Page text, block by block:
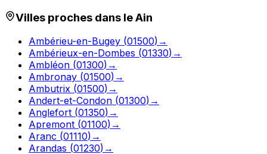
Villes proches dans leAin
Ambérieu-en-Bugey (01500) →
Ambérieux-en-Dombes (01330) →
Ambléon (01300) →
Ambronay (01500) →
Ambutrix (01500) →
Andert-et-Condon (01300) →
Anglefort (01350) →
Apremont (01100) →
Aranc (01110) →
Arandas (01230) →